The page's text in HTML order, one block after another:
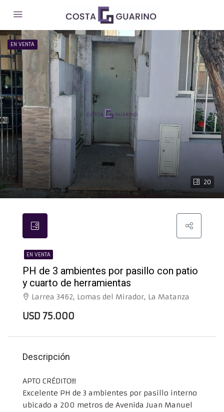
20
EN VENTA
EN VENTA
PH de 3 ambientes por pasillo con patio
y cuarto de herramientas
Larrea 3462, Lomas del Mirador, La Matanza
USD 75.000
Descripción
APTO CRÉDITO!!!
Excelente PH de 3 ambientes por pasillo interno
ubicado a 200 metros de Avenida Juan Manuel